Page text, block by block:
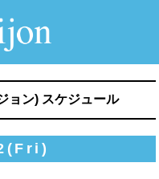
ョン) スケジュール